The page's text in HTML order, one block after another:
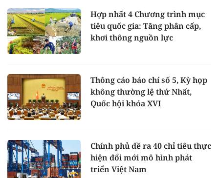
Hợp nhất 4 Chương trình mục
tiêu quốc gia: Tăng phân cấp,
khơi thông nguồn lực
Thông cáo báo chí số 5, Kỳ họp
không thường lệ thứ Nhất,
Quốc hội khóa XVI
Chính phủ đề ra 40 chỉ tiêu thực
hiện đổi mới mô hình phát
triển Việt Nam